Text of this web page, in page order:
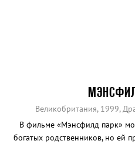
Великобритания, 1999,
В фильме «Мэнсфилд парк»
богатых родственников, но ей